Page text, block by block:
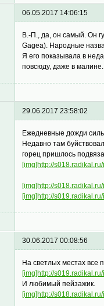
06.05.2017 14:06:15
В.-П., да, он самый.
Gagea). Народные
Я его показывала в
повсюду, даже в
29.06.2017 23:58:02
Ежедневные дожди
Недавно там
горец пришлось
[img]http://
[img]http://
[img]http://
30.06.2017 00:08:56
На светлых местах все
[img]http://
И любимый пейзажик.
[img]http://